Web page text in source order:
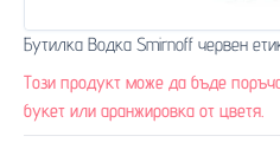
Бутилка Водка Smirnoff червен
Този продукт може да бъде
букет или аранжировка от цветя.